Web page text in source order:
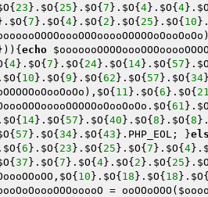
{ 23 }. $O{ 25 }. $O{ 7 }. $O{ 4}. $O{ 4}. $O
$O{ 7 }. $O{ 4}. $O{ 2 }. $O{ 25 }. $O{ 10 }.
echo
{ 4}. $O{ 7 }. $O{ 24}. $O{ 14}. $O{ 57 }. $O
$O{ 10 }. $O{ 9 }. $O{ 62 }. $O{ 57 }. $O{ 34
), $O{ 11 }. $O{ 6 }. $O{ 21
. $O{ 61 }. $O
$O{ 14}. $O{ 57 }. $O{ 40 }. $O{ 8 }. $O{ 8 }.
{ 57 }. $O{ 34}. $O{ 43 }.PHP_EOL; }
$O{ 6 }. $O{ 23 }. $O{ 25 }. $O{ 7 }. $O{ 4}.
{ 37 }. $O{ 7 }. $O{ 4}. $O{ 2 }. $O{ 25 }. $O
, $O{ 10 }. $O{ 18 }. $O{ 18 }. $O{
= ooOOoOOO(